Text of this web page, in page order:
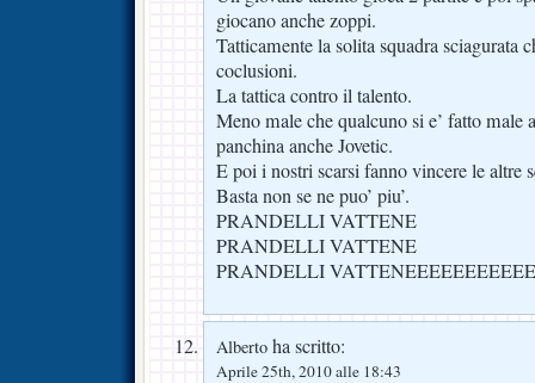
giocano anche zoppi.
Tatticamente la solita squadra sciagurata
coclusioni.
La tattica contro il talento.
Meno male che qualcuno si e’ fatto male
panchina anche Jovetic.
E poi i nostri scarsi fanno vincere le altre
Basta non se ne puo’ piu’.
PRANDELLI VATTENE
PRANDELLI VATTENE
PRANDELLI
Alberto ha scritto:
Aprile 25th, 2010 alle 18:43